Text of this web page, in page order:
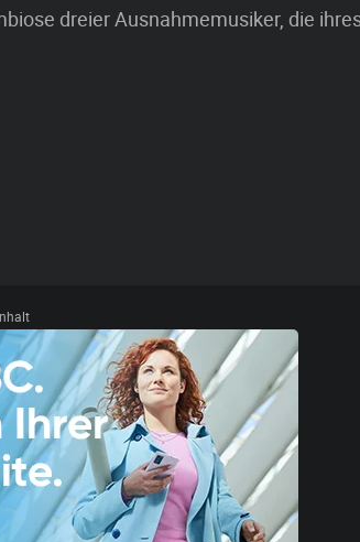
dreier Ausnahmemusiker, die